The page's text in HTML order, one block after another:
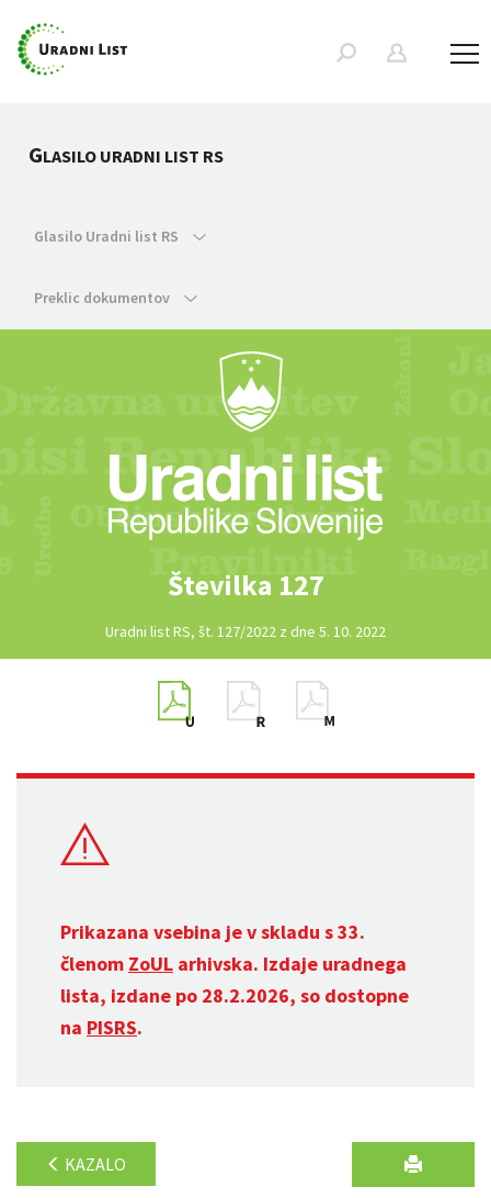
GLASILO URADNI LIST RS
Glasilo Uradni list RS
Preklic dokumentov
Številka 127
Uradni list RS, št. 127/2022 z dne 5. 10. 2022
Prikazana vsebina je v skladu s 33.
členom ZoUL arhivska. Izdaje uradnega
lista, izdane po 28.2.2026, so dostopne
na PISRS.
KAZALO